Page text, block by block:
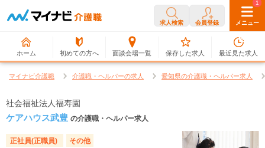
求人検索 会員登録 メニュー
ホーム 初めての方へ 面談会場一覧
0
保存した求人
1
最近見た求人
マイナビ介護職 介護職・ヘルパーの求人 愛知県の介護職・ヘルパー求人
社会福祉法人福寿園
ケアハウス武豊 の介護職・ヘルパー求人
正社員(正職員) その他